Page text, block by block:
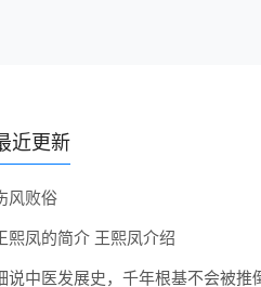
近更新
风败俗
熙凤的简介 王熙凤介绍